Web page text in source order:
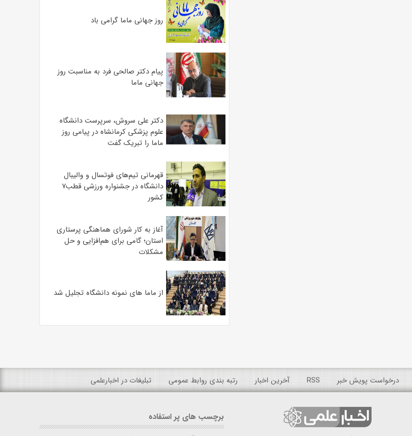
روز جهانی ماما گرامی باد
پیام دکتر صالحی فرد به مناسبت روز
جهانی ماما
دکتر علی سروش، سرپرست دانشگاه
علوم پزشکی کرمانشاه در پیامی روز
ماما را تبریک گفت
قهرمانی تیم‌های فوتسال و والیبال
دانشگاه در جشنواره ورزشی قطب۷
کشور
آغاز به کار شورای هماهنگی پرستاری
استان؛ گامی برای هم‌افزایی و حل
مشکلات
از ماما های نمونه دانشگاه تجلیل شد
درخواست پویش خبر RSS آخرین اخبار رتبه بندی روابط عمومی تبلیغات در اخبارعلمی
برچسب های پر استفاده